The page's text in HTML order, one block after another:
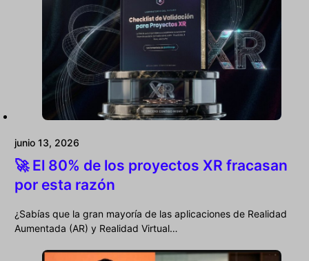
junio 13, 2026
🚀 El 80% de los proyectos XR fracasan
por esta razón
¿Sabías que la gran mayoría de las aplicaciones de Realidad
Aumentada (AR) y Realidad Virtual…